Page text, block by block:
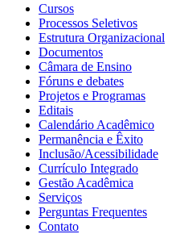
Cursos
Processos Seletivos
Estrutura Organizacional
Documentos
Câmara de Ensino
Fóruns e debates
Projetos e Programas
Editais
Calendário Acadêmico
Permanência e Êxito
Inclusão/Acessibilidade
Currículo Integrado
Gestão Acadêmica
Serviços
Perguntas Frequentes
Contato